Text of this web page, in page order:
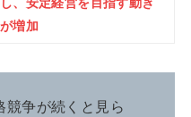
が増加
争が続くと見ら